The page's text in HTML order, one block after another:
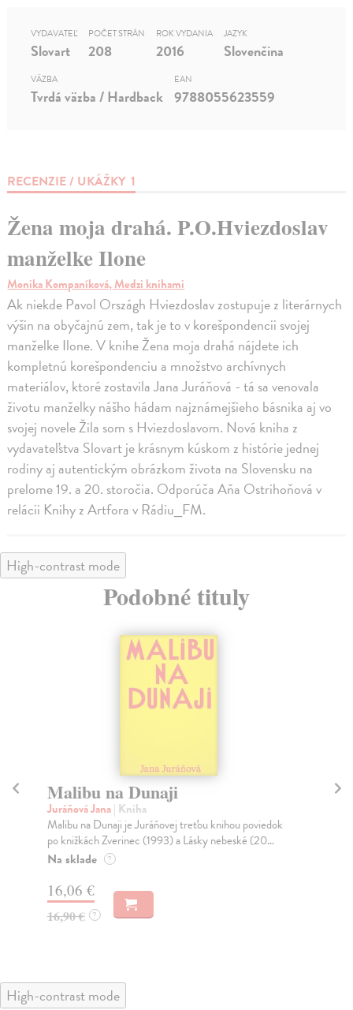
RECENZIE / UKÁŽKY 1
Žena moja drahá. P.O.Hviezdoslav
manželke Ilone
Monika Kompaníková, Medzi knihami
Ak niekde Pavol Országh Hviezdoslav zostupuje z literárnych
výšin na obyčajnú zem, tak je to v korešpondencii svojej
manželke Ilone. V knihe Žena moja drahá nájdete ich
kompletnú korešpondenciu a množstvo archívnych
materiálov, ktoré zostavila Jana Juráňová - tá sa venovala
životu manželky nášho hádam najznámejšieho básnika aj vo
svojej novele Žila som s Hviezdoslavom. Nová kniha z
vydavateľstva Slovart je krásnym kúskom z histórie jednej
rodiny aj autentickým obrázkom života na Slovensku na
prelome 19. a 20. storočia. Odporúča Aňa Ostrihoňová v
relácii Knihy z Artfora v Rádiu_FM.
VYDAVATEĽ
Slovart
POČET STRÁN
208
ROK VYDANIA
2016
JAZYK
Slovenčina
VÄZBA
Tvrdá väzba / Hardback
EAN
9788055623559
High-contrast mode
Podobné tituly
Malibu na Dunaji
Juráňová Jana| Kniha
Malibu na Dunaji je Juráňovej treťou knihou poviedok
po knižkách Zverinec (1993) a Lásky nebeské (20...
Na sklade ?
16,06 €
16,90 € ?
High-contrast mode